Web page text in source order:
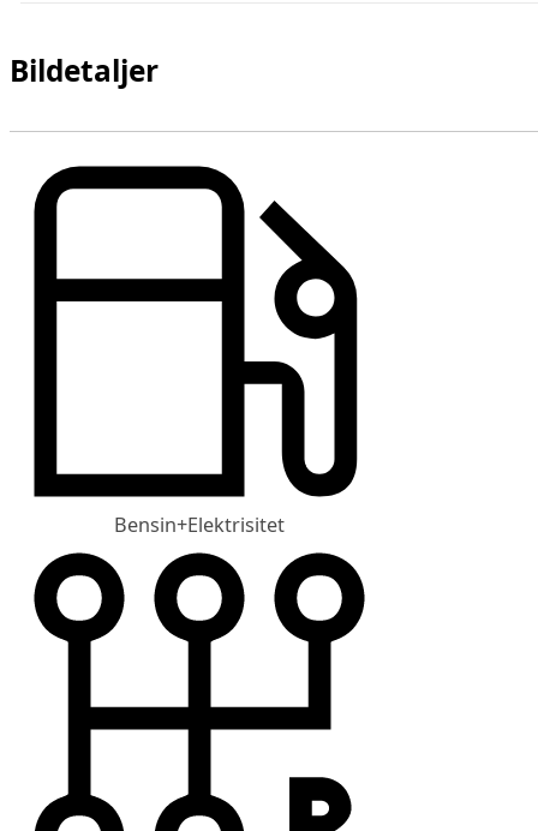
Bildetaljer
Bensin+Elektrisitet